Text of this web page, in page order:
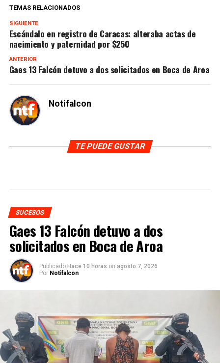
TEMAS RELACIONADOS
SIGUIENTE
Escándalo en registro de Caracas: alteraba actas de
nacimiento y paternidad por $250
ANTERIOR
Gaes 13 Falcón detuvo a dos solicitados en Boca de Aroa
Notifalcon
TE PUEDE GUSTAR
SUCESOS
Gaes 13 Falcón detuvo a dos
solicitados en Boca de Aroa
Publicado Hace 10 horas on agosto 7, 2026
Por Notifalcon